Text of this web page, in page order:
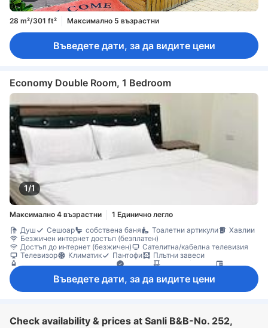
28 m²/301 ft² Максимално 5 възрастни
Въведете дати, за да видите цени
Economy Double Room, 1 Bedroom
1/1
Максимално 4 възрастни
1 Единично легло
Душ
Сешоар собствена баня Тоалетни артикули
Хавлии
Безжичен интернет достъп (безплатен)
Достъп до интернет (безжичен)
Сателитна/кабелна телевизия
Телевизор
Климатик Пантофи
Плътни завеси
Въведете дати, за да видите цени
Check availability & prices at Sanli B&B-No. 252,